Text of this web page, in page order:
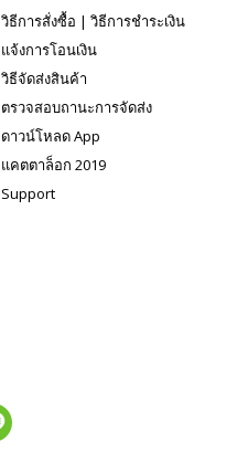
วิธีการสั่งซื้อ | วิธีการชำระเงิน
แจ้งการโอนเงิน
วิธีจัดส่งสินค้า
ตรวจสอบถานะการจัดส่ง
ดาวน์โหลด App
แคตตาล็อก 2019
Support